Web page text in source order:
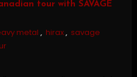
tour with SAVAGE
metal , hirax, savage